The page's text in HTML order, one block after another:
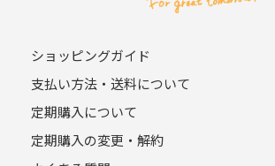
ショッピングガイド
支払い方法・送料について
定期購入について
定期購入の変更・解約